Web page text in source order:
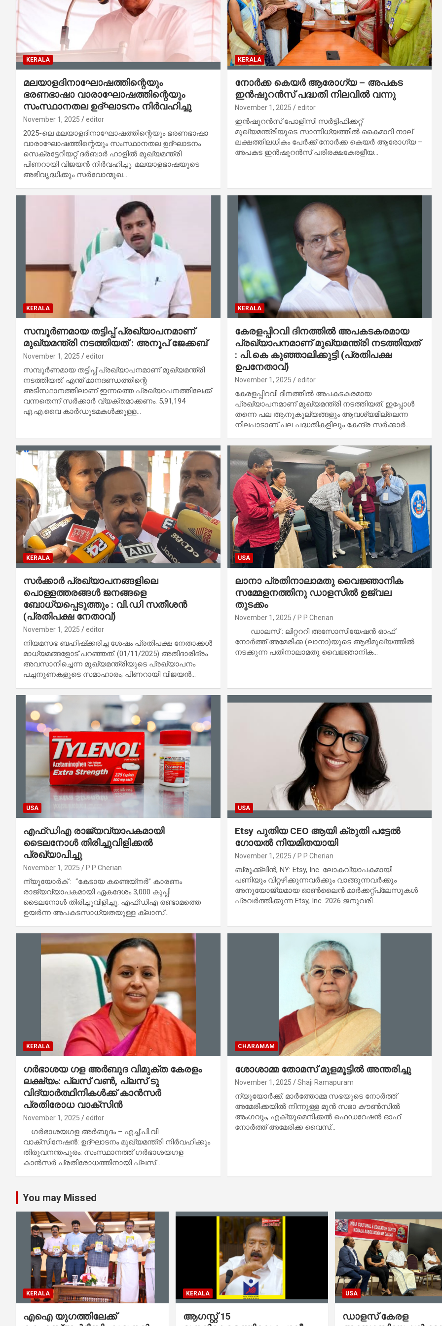
KERALA
മലയാളദിനാഘോഷത്തിന്റെയും
ഭരണഭാഷാ വാരാഘോഷത്തിന്റെയും
സംസ്ഥാനതല ഉദ്ഘാടനം നിർവഹിച്ചു
November 1, 2025 editor
2025-ലെ മലയാളദിനാഘോഷത്തിന്റെയും ഭരണഭാഷാ
വാരാഘോഷത്തിന്റെയും സംസ്ഥാനതല ഉദ്ഘാടനം
സെക്രട്ടേറിയറ്റ് ദർബാർ ഹാളിൽ മുഖ്യമന്ത്രി
പിണറായി വിജയൻ നിർവഹിച്ചു. മലയാളഭാഷയുടെ
അഭിവൃദ്ധിക്കും സർവോന്മുഖ…
KERALA
നോർക്ക കെയർ ആരോഗ്യ – അപകട
ഇൻഷുറൻസ് പദ്ധതി നിലവിൽ വന്നു
November 1, 2025 editor
ഇൻഷുറൻസ് പോളിസി സർട്ടിഫിക്കറ്റ്
മുഖ്യമന്ത്രിയുടെ സാന്നിധ്യത്തിൽ കൈമാറി നാല്
ലക്ഷത്തിലധികം പേർക്ക് നോർക്ക കെയർ ആരോഗ്യ –
അപകട ഇൻഷുറൻസ് പരിരക്ഷകേരളീയ…
KERALA
സമ്പൂര്‍ണമായ തട്ടിപ്പ് പ്രഖ്യാപനമാണ്
മുഖ്യമന്ത്രി നടത്തിയത് : അനൂപ് ജേക്കബ്
November 1, 2025 editor
സമ്പൂര്‍ണമായ തട്ടിപ്പ് പ്രഖ്യാപനമാണ് മുഖ്യമന്ത്രി
നടത്തിയത്. എന്ത് മാനദണ്ഡത്തിന്റെ
അടിസ്ഥാനത്തിലാണ് ഇന്നത്തെ പ്രഖ്യാപനത്തിലേക്ക്
വന്നതെന്ന് സര്‍ക്കാര്‍ വ്യക്തമാക്കണം. 5,91,194
എ.എ.വൈ കാര്‍ഡുടമകള്‍ക്കുള്ള…
KERALA
കേരളപ്പിറവി ദിനത്തില്‍ അപകടകരമായ
പ്രഖ്യാപനമാണ് മുഖ്യമന്ത്രി നടത്തിയത്
: പി.കെ കുഞ്ഞാലിക്കുട്ടി (പ്രതിപക്ഷ
ഉപനേതാവ്)
November 1, 2025 editor
കേരളപ്പിറവി ദിനത്തില്‍ അപകടകരമായ
പ്രഖ്യാപനമാണ് മുഖ്യമന്ത്രി നടത്തിയത്. ഇപ്പോള്‍
തന്നെ പല ആനുകൂല്യങ്ങളും ആവശ്യമില്ലെന്ന
നിലപാടാണ് പല പദ്ധതികളിലും കേന്ദ്ര സര്‍ക്കാര്‍…
KERALA
സര്‍ക്കാര്‍ പ്രഖ്യാപനങ്ങളിലെ
പൊള്ളത്തരങ്ങള്‍ ജനങ്ങളെ
ബോധ്യപ്പെടുത്തും : വി.ഡി സതീശന്‍
(പ്രതിപക്ഷ നേതാവ്)
November 1, 2025 editor
നിയമസഭ ബഹിഷ്‌ക്കരിച്ച ശേഷം പ്രതിപക്ഷ നേതാക്കള്‍
മാധ്യമങ്ങളോട് പറഞ്ഞത്. (01/11/2025) അതിദാരിദ്രം
അവസാനിച്ചെന്ന മുഖ്യമന്ത്രിയുടെ പ്രഖ്യാപനം
പച്ചനുണകളുടെ സമാഹാരം; പിണറായി വിജയന്‍…
USA
ലാനാ പ്രതിനാലാമതു വൈജ്ഞാനിക
സമ്മേളനത്തിനു ഡാളസിൽ ഉജ്വല
തുടക്കം
November 1, 2025 P P Cherian
ഡാലസ് : ലിറ്റററി അസോസിയേഷൻ ഓഫ്
നോർത്ത് അമേരിക്ക (ലാനാ)യുടെ ആഭിമുഖ്യത്തിൽ
നടക്കുന്ന പതിനാലാമതു വൈജ്ഞാനിക…
USA
എഫ്ഡിഎ രാജ്യവ്യാപകമായി
ടൈലനോൾ തിരിച്ചുവിളിക്കൽ
പ്രഖ്യാപിച്ചു
November 1, 2025 P P Cherian
ന്യൂയോർക് : “കേടായ കണ്ടെയ്നർ” കാരണം
രാജ്യവ്യാപകമായി ഏകദേശം 3,000 കുപ്പി
ടൈലനോൾ തിരിച്ചുവിളിച്ചു. എഫ്ഡിഎ രണ്ടാമത്തെ
ഉയർന്ന അപകടസാധ്യതയുള്ള ക്ലാസ്…
USA
Etsy പുതിയ CEO ആയി ക്രുതി പട്ടേൽ
ഗോയൽ നിയമിതയായി
November 1, 2025 P P Cherian
ബ്രൂക്ക്‌ലിൻ, NY: Etsy, Inc. ലോകവ്യാപകമായി
പണിയും വിറ്റഴിക്കുന്നവർക്കും വാങ്ങുന്നവർക്കും
അനുയോജ്യമായ ഓൺലൈൻ മാർക്കറ്റ്‌പ്ലേസുകൾ
പ്രവർത്തിക്കുന്ന Etsy, Inc. 2026 ജനുവരി…
KERALA
ഗര്‍ഭാശയ ഗള അര്‍ബുദ വിമുക്ത കേരളം
ലക്ഷ്യം: പ്ലസ് വണ്‍, പ്ലസ് ടു
വിദ്യാര്‍ത്ഥിനികള്‍ക്ക് കാന്‍സര്‍
പ്രതിരോധ വാക്‌സിന്‍
November 1, 2025 editor
ഗര്‍ഭാശയഗള അര്‍ബുദം – എച്ച്.പി.വി
വാക്സിനേഷന്‍: ഉദ്ഘാടനം മുഖ്യമന്ത്രി നിര്‍വഹിക്കും
തിരുവനന്തപുരം: സംസ്ഥാനത്ത് ഗര്‍ഭാശയഗള
കാന്‍സര്‍ പ്രതിരോധത്തിനായി പ്ലസ്…
CHARAMAM
ശോശാമ്മ തോമസ് മുളമൂട്ടിൽ അന്തരിച്ചു
November 1, 2025 Shaji Ramapuram
ന്യൂയോർക്ക്: മാർത്തോമ്മ സഭയുടെ നോർത്ത്
അമേരിക്കയിൽ നിന്നുള്ള മുൻ സഭാ കൗൺസിൽ
അംഗവും, എക്യുമെനിക്കല്‍ ഫെഡറേഷൻ ഓഫ്
നോർത്ത് അമേരിക്ക വൈസ്…
You may Missed
KERALA
എഐ യുഗത്തിലേക്ക്
KERALA
ആഗസ്റ്റ് 15
USA
ഡാളസ് കേരള